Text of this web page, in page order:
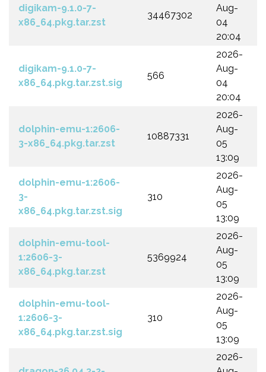
digikam-9.1.0-7-
x86_64.pkg.tar.zst
34467302
Aug-
04
20:04
digikam-9.1.0-7-
x86_64.pkg.tar.zst.sig
566
2026-
Aug-
04
20:04
dolphin-emu-1:2606-
3-x86_64.pkg.tar.zst
10887331
2026-
Aug-
05
13:09
dolphin-emu-1:2606-
3-
x86_64.pkg.tar.zst.sig
310
2026-
Aug-
05
13:09
dolphin-emu-tool-
1:2606-3-
x86_64.pkg.tar.zst
5369924
2026-
Aug-
05
13:09
dolphin-emu-tool-
1:2606-3-
x86_64.pkg.tar.zst.sig
310
2026-
Aug-
05
13:09
2026-